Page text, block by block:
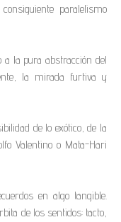
paralelismo
la pura abstracción del
la mirada furtiva y
de lo exótico, de la
Valentino o Mata-Hari
en algo tangible.
de los sentidos: tacto,